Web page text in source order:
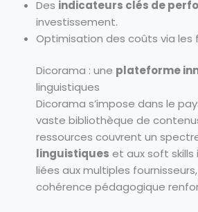
Des indicateurs clés de
investissement.
Optimisation des coûts via
Dicorama : une plateforme
linguistiques
Dicorama s’impose dans le
vaste bibliothèque de
ressources couvrent un
linguistiques et aux soft skills
liées aux multiples
cohérence pédagogique